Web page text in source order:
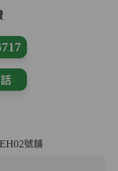
號舖